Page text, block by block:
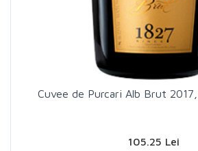
Cuvee de Purcari Alb Brut
105.25 Lei